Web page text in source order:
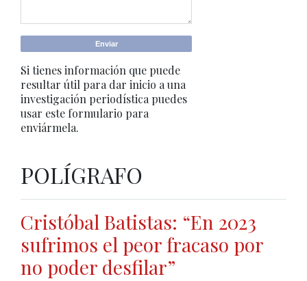
Si tienes información que puede
resultar útil para dar inicio a una
investigación periodística puedes
usar este formulario para
enviármela.
POLÍGRAFO
Cristóbal Batistas: “En 2023
sufrimos el peor fracaso por
no poder desfilar”